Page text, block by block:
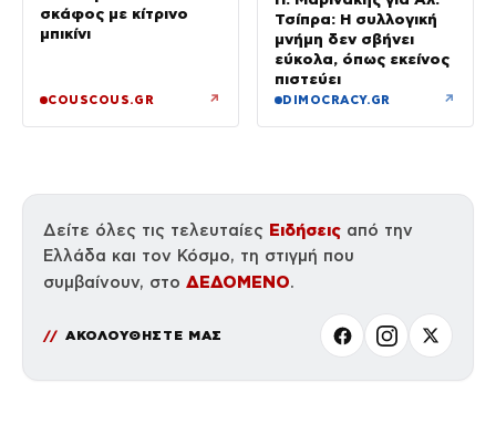
σκάφος με κίτρινο
μπικίνι
COUSCOUS.GR ↗
Τσίπρα: Η συλλογική
μνήμη δεν σβήνει
εύκολα, όπως εκείνος
πιστεύει
DIMOCRACY.GR ↗
Δείτε όλες τις τελευταίες Ειδήσεις από την
Ελλάδα και τον Κόσμο, τη στιγμή που
συμβαίνουν, στο ΔΕΔΟΜΕΝΟ.
ΑΚΟΛΟΥΘΗΣΤΕ ΜΑΣ